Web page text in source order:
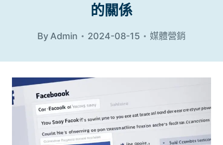
的關係
By Admin 2024-08-15 媒體營銷